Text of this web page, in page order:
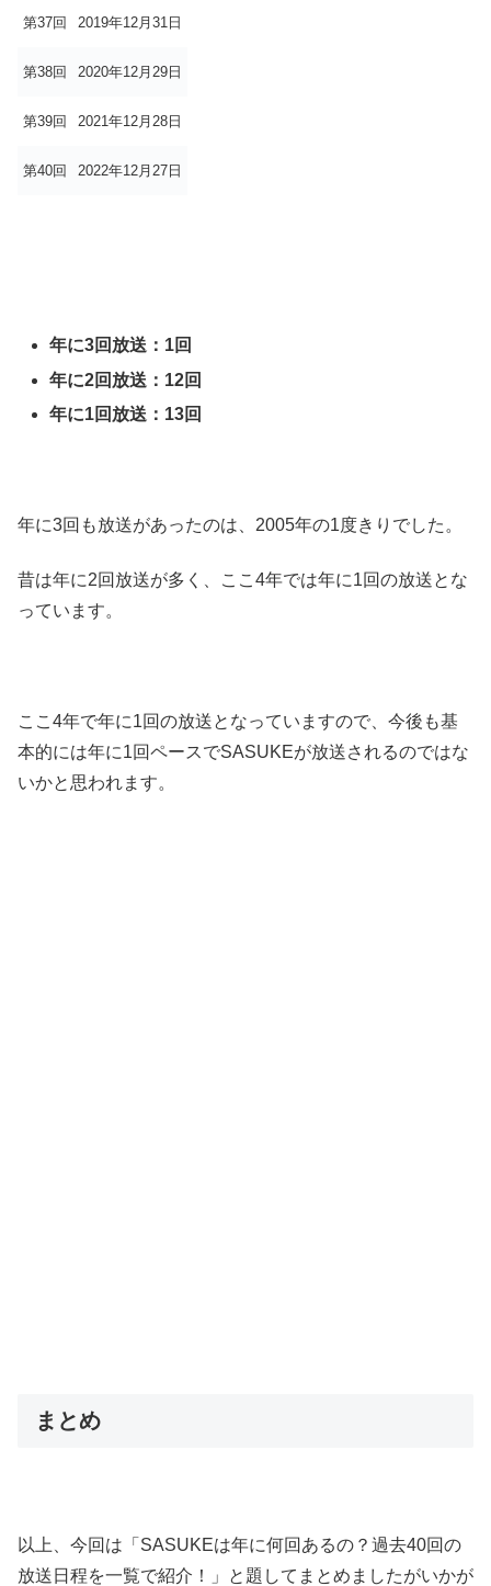
第37回 2019年12月31日
第38回 2020年12月29日
第39回 2021年12月28日
第40回 2022年12月27日
年に3回放送：1回
年に2回放送：12回
年に1回放送：13回
年に3回も放送があったのは、2005年の1度きりでした。
昔は年に2回放送が多く、ここ4年では年に1回の放送とな
っています。
ここ4年で年に1回の放送となっていますので、今後も基
本的には年に1回ペースでSASUKEが放送されるのではな
いかと思われます。
まとめ
以上、今回は「SASUKEは年に何回あるの？過去40回の
放送日程を一覧で紹介！」と題してまとめましたがいかが